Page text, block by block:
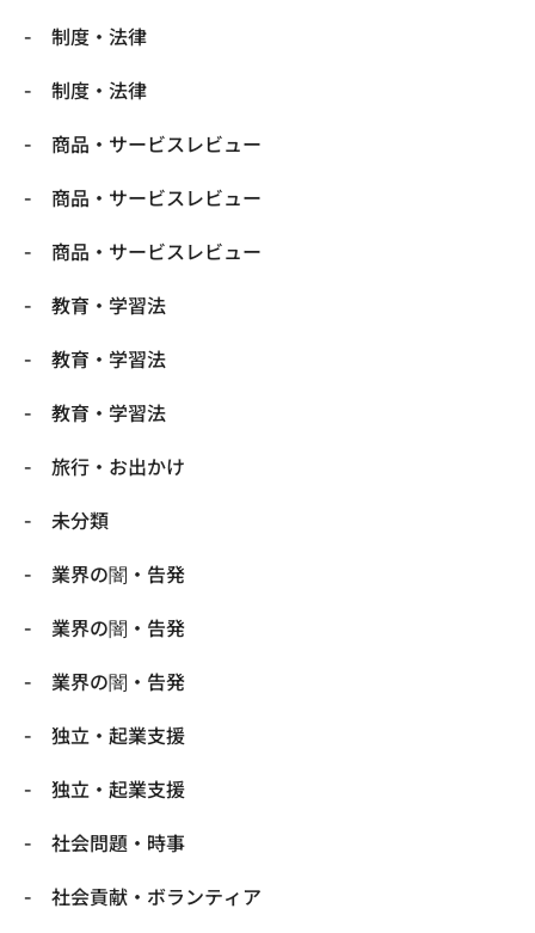
制度・法律
制度・法律
商品・サービスレビュー
商品・サービスレビュー
商品・サービスレビュー
教育・学習法
教育・学習法
教育・学習法
旅行・お出かけ
未分類
業界の闇・告発
業界の闇・告発
業界の闇・告発
独立・起業支援
独立・起業支援
社会問題・時事
社会貢献・ボランティア